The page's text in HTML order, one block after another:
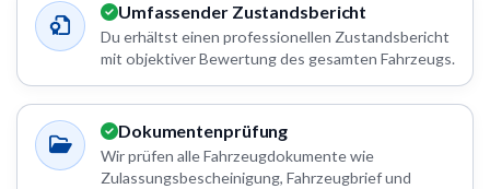
Umfassender Zustandsbericht
Du erhältst einen professionellen Zustandsbericht
mit objektiver Bewertung des gesamten Fahrzeugs.
Dokumentenprüfung
Wir prüfen alle Fahrzeugdokumente wie
Zulassungsbescheinigung, Fahrzeugbrief und